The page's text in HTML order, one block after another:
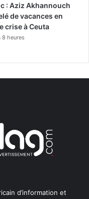
: Aziz Akhannouch
de vacances en
crise à Ceuta
8 heures
d’information et